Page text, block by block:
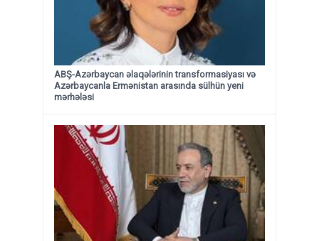
ABŞ-Azərbaycan əlaqələrinin transformasiyası və
Azərbaycanla Ermənistan arasında sülhün yeni
mərhələsi